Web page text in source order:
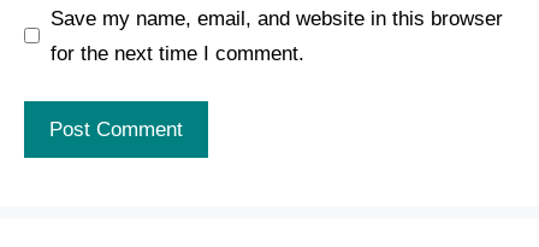
Save my name, email, and website in this browser
for the next time I comment.